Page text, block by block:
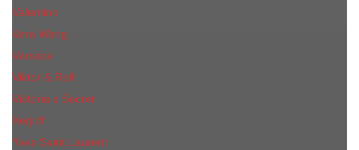
Valentino
Vera Wang
Versace
Viktor & Rolf
Victoria s Secret
Xerjoff
Yves Saint Laurent